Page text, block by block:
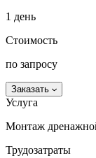
1 день
Стоимость
по запросу
Заказать
Услуга
Монтаж
Трудозатраты